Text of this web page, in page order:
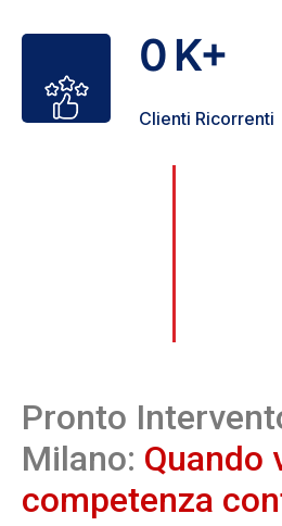
0K+
Clienti Ricorrenti
Pronto
Milano: Quando
competenza